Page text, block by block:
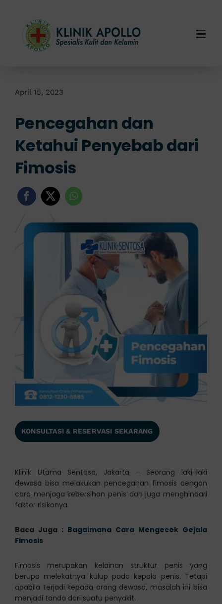
content
Layanan Kami
Info Klinik
April 15, 2023
Pencegahan dan
Ketahui Penyebab dari
Fimosis
KONSULTASI & RESERVASI SEKARANG
Klinik Utama Sentosa, Jakarta – Seorang laki-laki
dewasa bisa melakukan pencegahan fimosis dengan
cara menjaga kebersihan penis dan juga menghindari
faktor risikonya.
Baca Juga : Bagaimana Cara Mengecek Gejala
Fimosis
Fimosis merupakan kelainan struktur penis yang
berupa melekatnya kulup pada kepala penis. Tetapi
apabila terjadi kepada orang dewasa, masalah ini bisa
menjadi tanda dari suatu penyakit.